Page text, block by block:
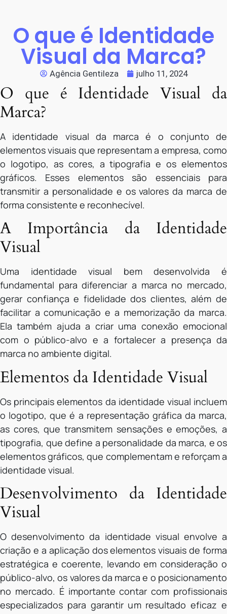
O que é Identidade
Visual da Marca?
Agência Gentileza julho 11, 2024
O que é Identidade Visual da
Marca?
A identidade visual da marca é o conjunto de
elementos visuais que representam a empresa, como
o logotipo, as cores, a tipografia e os elementos
gráficos. Esses elementos são essenciais para
transmitir a personalidade e os valores da marca de
forma consistente e reconhecível.
A Importância da Identidade
Visual
Uma identidade visual bem desenvolvida é
fundamental para diferenciar a marca no mercado,
gerar confiança e fidelidade dos clientes, além de
facilitar a comunicação e a memorização da marca.
Ela também ajuda a criar uma conexão emocional
com o público-alvo e a fortalecer a presença da
marca no ambiente digital.
Elementos da Identidade Visual
Os principais elementos da identidade visual incluem
o logotipo, que é a representação gráfica da marca,
as cores, que transmitem sensações e emoções, a
tipografia, que define a personalidade da marca, e os
elementos gráficos, que complementam e reforçam a
identidade visual.
Desenvolvimento da Identidade
Visual
O desenvolvimento da identidade visual envolve a
criação e a aplicação dos elementos visuais de forma
estratégica e coerente, levando em consideração o
público-alvo, os valores da marca e o posicionamento
no mercado. É importante contar com profissionais
especializados para garantir um resultado eficaz e